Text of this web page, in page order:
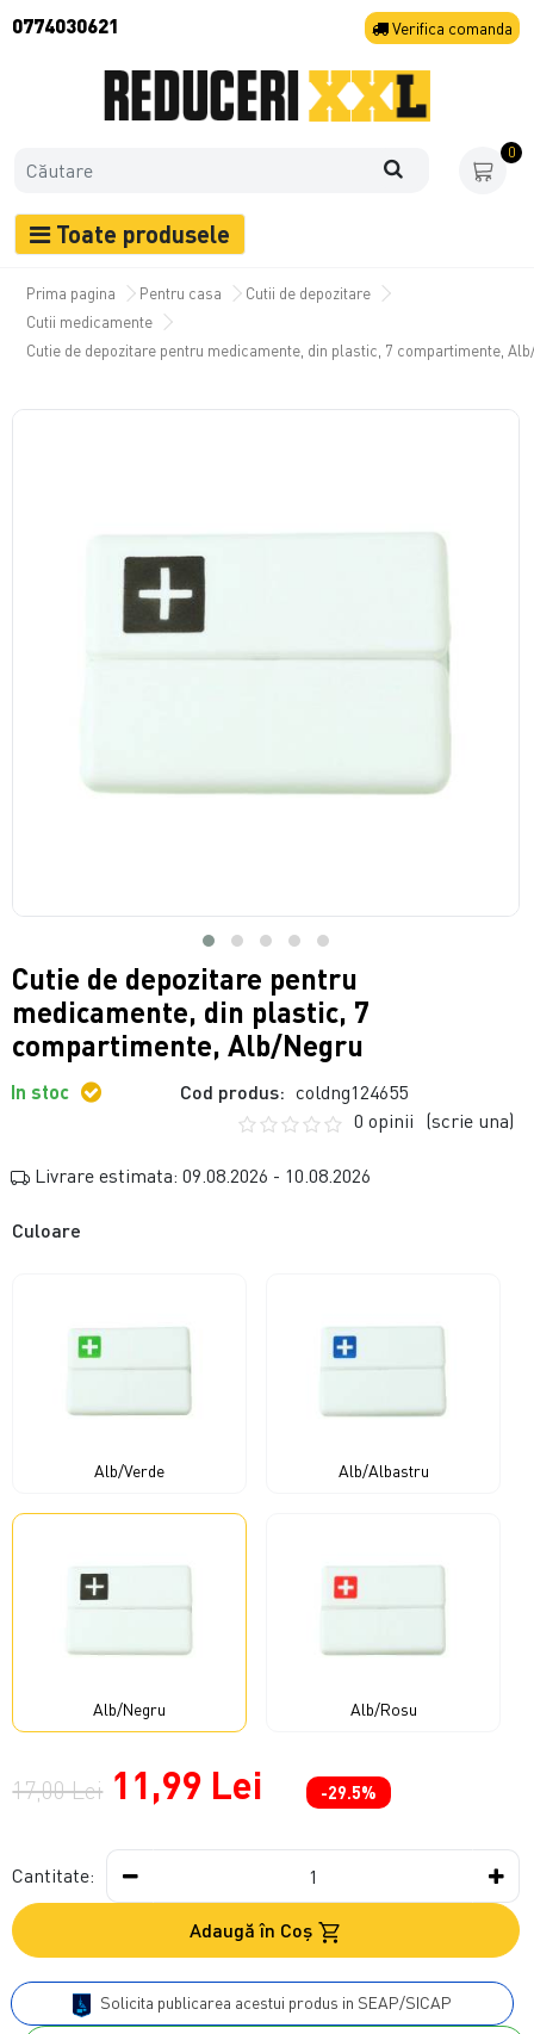
0774030621 Verifica comanda
0
Toate produsele
Prima pagina Pentru casa
Cutii de depozitare
Cutii medicamente
Cutie de depozitare pentru medicamente, din plastic, 7 compartimente,
Cutie de depozitare pentru
medicamente, din plastic, 7
compartimente, Alb/Negru
In stoc Cod produs: coldng124655
0 opinii (scrie una)
Livrare estimata: 09.08.2026 - 10.08.2026
Culoare
Alb/Verde Alb/Albastru
Alb/Negru Alb/Rosu
17,00 Lei 11,99 Lei -29.5%
Cantitate:
Adaugă în Coş
Solicita publicarea acestui produs in SEAP/SICAP